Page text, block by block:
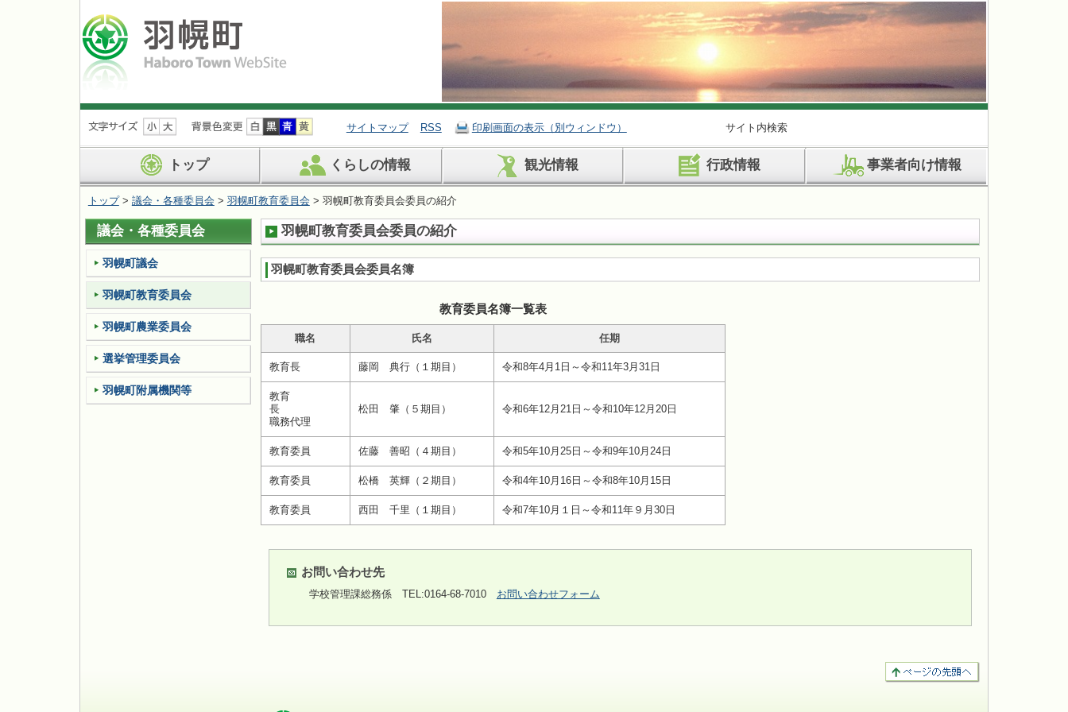
ナ
ビ
ョ
ン
を
飛
ば
す
サイトマップ RSS 印刷画面の表示（別ウィンドウ） サイト内検索
トップ くらしの情報 観光情報 行政情報 事業者向け情報
トップ> 議会・各種委員会 > 羽幌町教育委員会 > 羽幌町教育委員会委員の紹介
羽幌町教育委員会委員の紹介
羽幌町教育委員会委員名簿
教育委員名簿一覧表
職名 氏名 任期
教育長 藤岡 典行（１期目） 令和8年4月1日～令和11年3月31日
教育
長
職務代理
松田 肇（５期目） 令和6年12月21日～令和10年12月20日
教育委員 佐藤 善昭（４期目） 令和5年10月25日～令和9年10月24日
教育委員 松橋 英輝（２期目） 令和4年10月16日～令和8年10月15日
教育委員 西田 千里（１期目） 令和7年10月１日～令和11年９月30日
お問い合わせ先
学校管理課総務係TEL:0164-68-7010 お問い合わせフォーム
議会・各種委員会
羽幌町議会
羽幌町教育委員会
羽幌町農業委員会
選挙管理委員会
羽幌町附属機関等